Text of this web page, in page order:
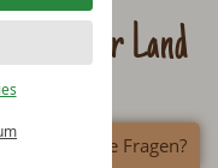
Land
Haben Sie Fragen?